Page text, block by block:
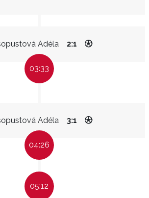
Adéla 2:1
03:33
Adéla 3:1
04:26
05:12